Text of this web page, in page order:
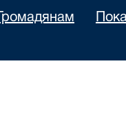
Громадянам